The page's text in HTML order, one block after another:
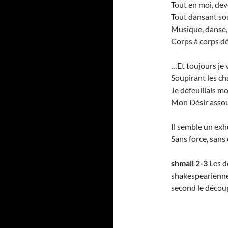
Tout en moi,
Tout dansant
Musique,
Corps à corps
…Et toujours je
Soupirant les
Je défeuillais
Mon Désir
Il semble un
Sans force,
shmall 2-3 Les
second le